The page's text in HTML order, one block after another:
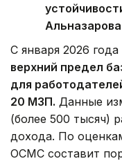
С января 2026
верхний предел
для
20 МЗП. Данные
(более 500 тысяч)
дохода. По
ОСМС составит